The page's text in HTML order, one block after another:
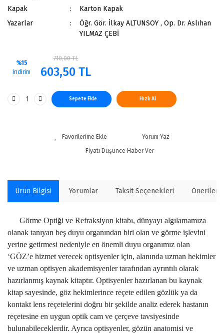
Kapak
Karton Kapak
Yazarlar
Öğr. Gör. İlkay ALTUNSOY , Op. Dr. Aslıhan
YILMAZ ÇEBİ
%15
indirim
710,00 TL
603,50 TL
Sepete Ekle Hızlı Al
Yorum Yaz
Fiyatı Düşünce Haber Ver
Ürün Bilgisi Yorumlar Taksit Seçenekleri
Görme Optiği ve Refraksiyon kitabı, dünyayı algılamamıza
olanak tanıyan beş duyu organından biri olan ve görme işlevini
yerine getirmesi nedeniyle en önemli duyu organımız olan
‘GÖZ’e hizmet verecek optisyenler için, alanında uzman hekimler
ve uzman optisyen akademisyenler tarafından ayrıntılı olarak
hazırlanmış kaynak kitaptır. Optisyenler hazırlanan bu kaynak
kitap sayesinde, göz hekimlerince reçete edilen gözlük ya da
kontakt lens reçetelerini doğru bir şekilde analiz ederek hastanın
reçetesine en uygun optik cam ve çerçeve tavsiyesinde
bulunabileceklerdir. Ayrıca optisyenler, gözün anatomisi ve